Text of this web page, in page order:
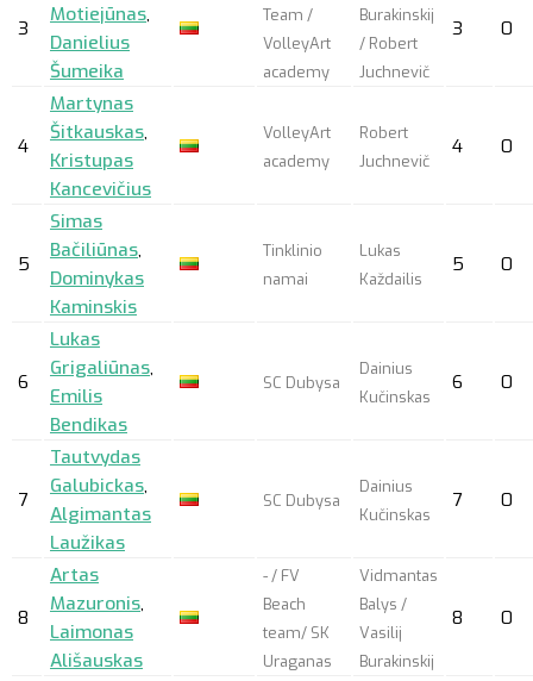
3
Motiejūnas,
Danielius
Šumeika
Team /
VolleyArt
academy
Burakinskij
/ Robert
Juchnevič
3 0
4
Martynas
Šitkauskas,
Kristupas
Kancevičius
VolleyArt
academy
Robert
Juchnevič
4 0
5
Simas
Bačiliūnas,
Dominykas
Kaminskis
Tinklinio
namai
Lukas
Každailis
5 0
6
Lukas
Grigaliūnas,
Emilis
Bendikas
SC Dubysa
Dainius
Kučinskas
6 0
7
Tautvydas
Galubickas,
Algimantas
Laužikas
SC Dubysa
Dainius
Kučinskas
7 0
8
Artas
Mazuronis,
Laimonas
Ališauskas
- / FV
Beach
team/ SK
Uraganas
Vidmantas
Balys /
Vasilij
Burakinskij
8 0